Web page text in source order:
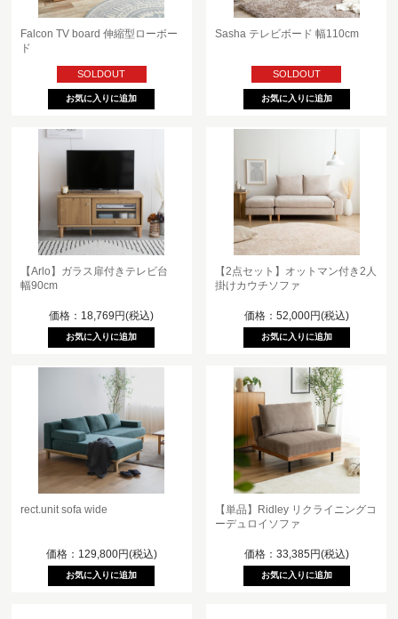
Falcon TV board 伸縮型ローボー
ド
SOLDOUT
Sasha テレビボード 幅110cm
SOLDOUT
【Arlo】ガラス扉付きテレビ台
幅90cm
価格：18,769円(税込)
【2点セット】オットマン付き2人
掛けカウチソファ
価格：52,000円(税込)
rect.unit sofa wide
価格：129,800円(税込)
【単品】Ridley リクライニングコ
ーデュロイソファ
価格：33,385円(税込)